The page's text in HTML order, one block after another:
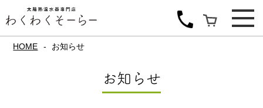
HOME お知らせ
お知らせ